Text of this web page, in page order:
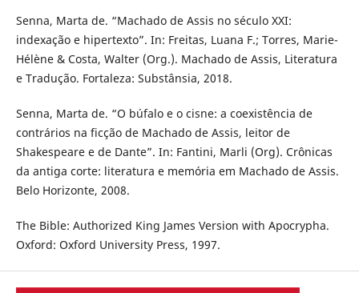
Senna, Marta de. “Machado de Assis no século XXI:
indexação e hipertexto”. In: Freitas, Luana F.; Torres, Marie-
Hélène & Costa, Walter (Org.). Machado de Assis, Literatura
e Tradução. Fortaleza: Substânsia, 2018.
Senna, Marta de. “O búfalo e o cisne: a coexistência de
contrários na ficção de Machado de Assis, leitor de
Shakespeare e de Dante”. In: Fantini, Marli (Org). Crônicas
da antiga corte: literatura e memória em Machado de Assis.
Belo Horizonte, 2008.
The Bible: Authorized King James Version with Apocrypha.
Oxford: Oxford University Press, 1997.